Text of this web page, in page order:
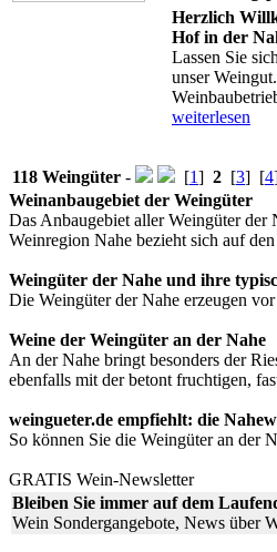
Herzlich
Hof in der
Lassen Sie
unser
weiterlesen
118 Weingüter - [1] 2 [3] [4
Weinanbaugebiet der Weingüter
Das Anbaugebiet aller Weingüter
Weinregion Nahe bezieht sich auf
Weingüter der Nahe und ihre
Die Weingüter der Nahe erzeugen
Weine der Weingüter an der Nahe
An der Nahe bringt besonders der
ebenfalls mit der betont fruchtigen,
weingueter.de empfiehlt: die
So können Sie die Weingüter an der
GRATIS Wein-Newsletter
Bleiben Sie immer auf dem
Wein Sondergangebote, News über